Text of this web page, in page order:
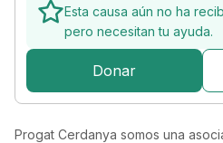
Esta causa aún no ha
pero necesitan tu ayuda.
Donar
Progat Cerdanya somos una